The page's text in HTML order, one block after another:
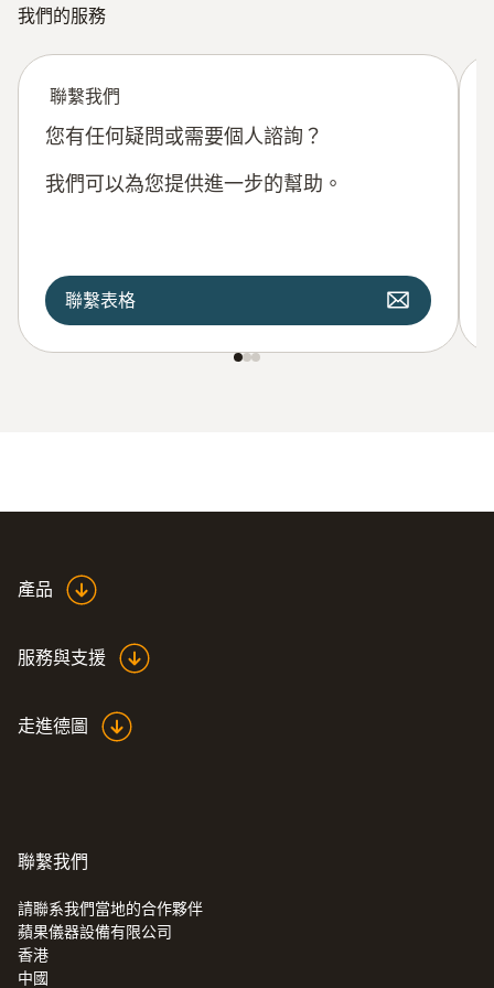
我們的服務
聯繫我們
您有任何疑問或需要個人諮詢？
我們可以為您提供進一步的幫助。
聯繫表格
產品
服務與支援
走進德圖
聯繫我們
請聯系我們當地的合作夥伴
蘋果儀器設備有限公司
香港
中國